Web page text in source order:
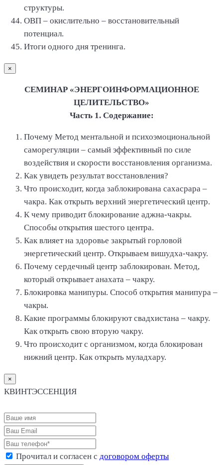
структуры.
ОВП – окислительно – восстановительный
потенциал.
Итоги одного дня тренинга.
×
СЕМИНАР «ЭНЕРГОИНФОРМАЦИОННОЕ
ЦЕЛИТЕЛЬСТВО»
Часть 1. Содержание:
Почему Метод ментальной и психоэмоциональной
саморегуляции – самый эффективный по силе
воздействия и скорости восстановления организма.
Как увидеть результат восстановления?
Что происходит, когда заблокирована сахасрара –
чакра. Как открыть верхний энергетический центр.
К чему приводит блокирование аджна-чакры.
Способы открытия шестого центра.
Как влияет на здоровье закрытый горловой
энергетический центр. Открываем вишудха-чакру.
Почему сердечный центр заблокирован. Метод,
который открывает анахата – чакру.
Блокировка манипуры. Способ открытия манипура –
чакры.
Какие программы блокируют свадхистана – чакру.
Как открыть свою вторую чакру.
Что происходит с организмом, когда блокирован
нижний центр. Как открыть муладхару.
×
КВИНТЭССЕНЦИЯ
Прочитал и согласен с договором оферты